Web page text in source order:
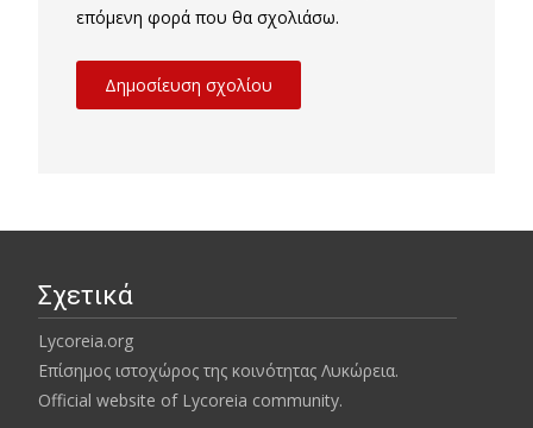
επόμενη φορά που θα σχολιάσω.
Σχετικά
Lycoreia.org
Επίσημος ιστοχώρος της κοινότητας Λυκώρεια.
Official website of Lycoreia community.